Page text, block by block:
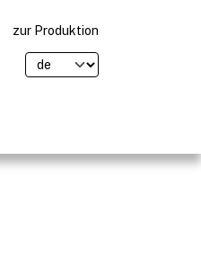
zur Produktion